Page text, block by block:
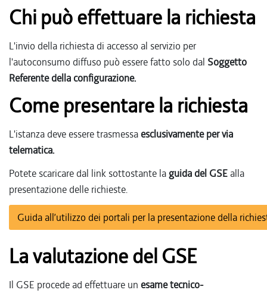
Chi può effettuare la richiesta
L'invio della richiesta di accesso al servizio per
l'autoconsumo diffuso può essere fatto solo dal Soggetto
Referente della configurazione.
Come presentare la richiesta
L'istanza deve essere trasmessa esclusivamente per via
telematica.
Potete scaricare dal link sottostante la guida del GSE alla
presentazione delle richieste.
Guida all’utilizzo dei portali per la presentazione della
La valutazione del GSE
Il GSE procede ad effettuare un esame tecnico-